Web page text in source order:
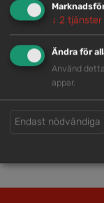
Trygg
Våra
Brett
Vi har en
↓ 2 tjänster
Ändra för
Använd
appar.
Endast nödvändiga